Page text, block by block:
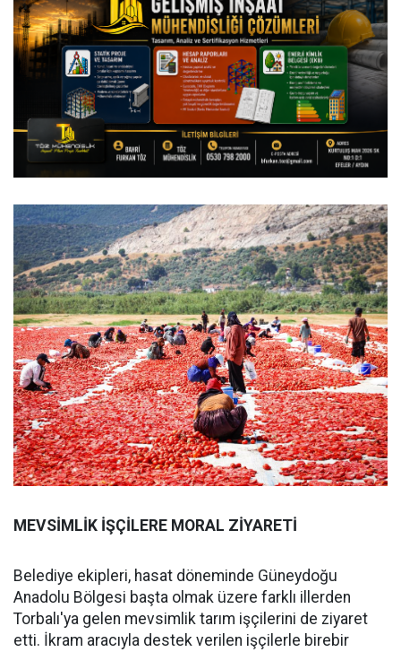
MEVSİMLİK İŞÇİLERE MORAL ZİYARETİ
Belediye ekipleri, hasat döneminde Güneydoğu
Anadolu Bölgesi başta olmak üzere farklı illerden
Torbalı'ya gelen mevsimlik tarım işçilerini de ziyaret
etti. İkram aracıyla destek verilen işçilerle birebir